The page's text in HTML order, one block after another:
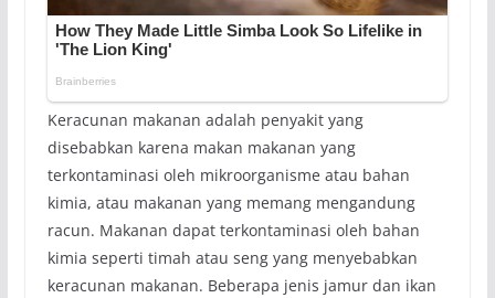
Keracunan makanan adalah penyakit yang
disebabkan karena makan makanan yang
terkontaminasi oleh mikroorganisme atau bahan
kimia, atau makanan yang memang mengandung
racun. Makanan dapat terkontaminasi oleh bahan
kimia seperti timah atau seng yang menyebabkan
keracunan makanan. Beberapa jenis jamur dan ikan